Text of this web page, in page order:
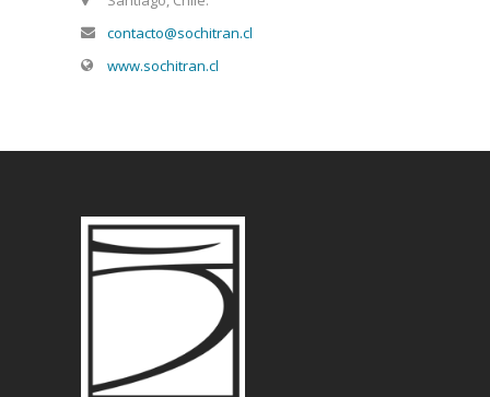
contacto@sochitran.cl
www.sochitran.cl